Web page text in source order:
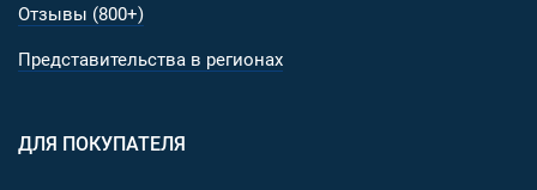
Отзывы (800+)
Представительства в регионах
ДЛЯ ПОКУПАТЕЛЯ